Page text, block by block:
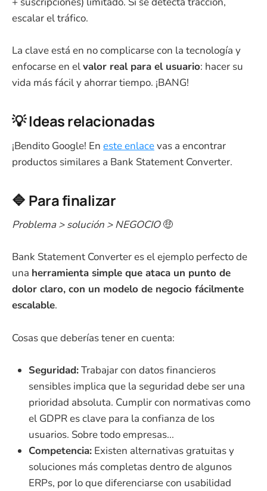
escalar el tráfico.
La clave está en no complicarse con la tecnología y
enfocarse en elvalor real para el usuario: hacer su
vida más fácil y ahorrar tiempo. ¡BANG!
💡 Ideas relacionadas
¡Bendito Google! En este enlacevas a encontrar
productos similares a Bank Statement Converter.
🔷 Para finalizar
Problema > solución > NEGOCIO🤑
Bank Statement Converter es el ejemplo perfecto de
una herramienta simple que ataca un punto de
dolor claro, con un modelo de negocio fácilmente
escalable.
Cosas que deberías tener en cuenta:
Seguridad:Trabajar con datos financieros
sensibles implica que la seguridad debe ser una
prioridad absoluta. Cumplir con normativas como
el GDPR es clave para la confianza de los
usuarios. Sobre todo empresas...
Competencia: Existen alternativas gratuitas y
soluciones más completas dentro de algunos
ERPs, por lo que diferenciarse con usabilidad